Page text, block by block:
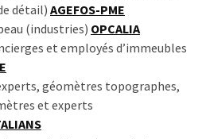
détail) AGEFOS-PME
(industries) OPCALIA
et employés d’immeubles
géomètres topographes,
et experts